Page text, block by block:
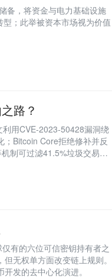
备，将资金与电力基础设施
；此举被资本市场视为价值
路？
用CVE-2023-50428漏洞绕
Bitcoin Core拒绝修补并反
制可过滤41.5%垃圾交易且
有的六位可信密钥持有者之
无权单方面改变链上规则。
发的去中心化演进。